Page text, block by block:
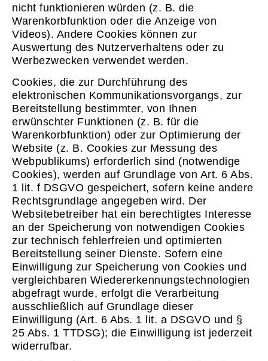
nicht funktionieren würden (z. B. die
Warenkorbfunktion oder die Anzeige von
Videos). Andere Cookies können zur
Auswertung des Nutzerverhaltens oder zu
Werbezwecken verwendet werden.
Cookies, die zur Durchführung des
elektronischen Kommunikationsvorgangs, zur
Bereitstellung bestimmter, von Ihnen
erwünschter Funktionen (z. B. für die
Warenkorbfunktion) oder zur Optimierung der
Website (z. B. Cookies zur Messung des
Webpublikums) erforderlich sind (notwendige
Cookies), werden auf Grundlage von Art. 6 Abs.
1 lit. f DSGVO gespeichert, sofern keine andere
Rechtsgrundlage angegeben wird. Der
Websitebetreiber hat ein berechtigtes Interesse
an der Speicherung von notwendigen Cookies
zur technisch fehlerfreien und optimierten
Bereitstellung seiner Dienste. Sofern eine
Einwilligung zur Speicherung von Cookies und
vergleichbaren Wiedererkennungstechnologien
abgefragt wurde, erfolgt die Verarbeitung
ausschließlich auf Grundlage dieser
Einwilligung (Art. 6 Abs. 1 lit. a DSGVO und §
25 Abs. 1 TTDSG); die Einwilligung ist jederzeit
widerrufbar.